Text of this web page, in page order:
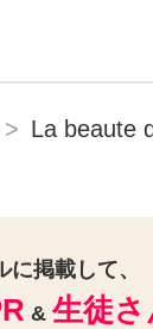
La beaute
掲載して、
& 生徒